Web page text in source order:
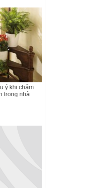
ý khi chăm
trong nhà